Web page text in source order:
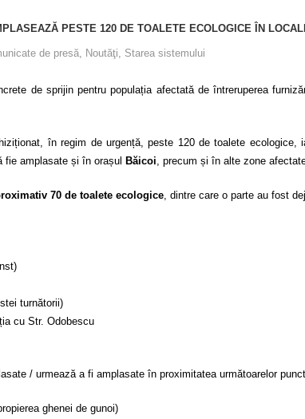
PESTE 120 DE TOALETE ECOLOGICE ÎN
de presă Noutăţi Starea sistemului
de sprijin pentru populația afectată de întreruperea
în regim de urgență, peste 120 de toalete
fie amplasate și în orașul Băicoi , precum și în alte zone
70 de toalete ecologice , dintre care o parte au fost
turnătorii)
cu Str. Odobescu
/ urmează a fi amplasate în proximitatea următoarelor
ghenei de gunoi)